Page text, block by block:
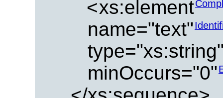
<xs:element
name="text"
minOccurs="0"